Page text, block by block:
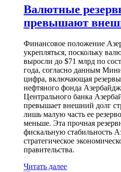
Валютные
превышают
Финансовое положение
укрепляться, поскольку
выросли до $71 млрд по
года, согласно данным
цифра, включающая резервы
нефтяного фонда
Центрального банка
превышает внешний долг
лишь малую часть ее
меньше. Эта прочная
фискальную стабильность
стратегическое
правительства.
Читать далее